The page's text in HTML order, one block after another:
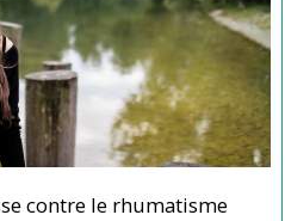
contre le rhumatisme